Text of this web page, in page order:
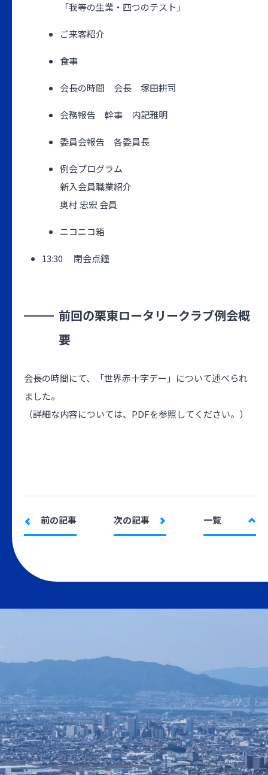
「我等の生業・四つのテスト」
ご来客紹介
食事
会長の時間 会長 塚田耕司
会務報告 幹事 内記雅明
委員会報告 各委員長
例会プログラム
新入会員職業紹介
奥村 忠宏 会員
ニコニコ箱
13:30 閉会点鐘
前回の栗東ロータリークラブ例会概
要
会長の時間にて、「世界赤十字デー」について述べられ
ました。
（詳細な内容については、PDFを参照してください。）
前の記事 次の記事 一覧